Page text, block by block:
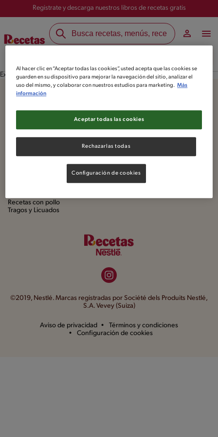
Registrate y descarga nuestros libros de recetas gratis
Experiencia Lechera
Mapa del sitio
Elige los ingredientes
Todos los artículos
Tips y consejos
Trucos caseros
Categorias de Recetas
Recetas con pollo
Tragos y Licuados
©2019, Nestlé. Marcas registradas por Société dels Produits Nestlé,
S.A. Vevey (Suiza)
Aviso de privacidad
Términos y condiciones
Configuración de cookies
Al hacer clic en “Aceptar todas las cookies”, usted acepta que las cookies se
guarden en su dispositivo para mejorar la navegación del sitio, analizar el
uso del mismo, y colaborar con nuestros estudios para marketing. Más
información
Rechazarlas todas
Aceptar todas las cookies
Configuración de cookies